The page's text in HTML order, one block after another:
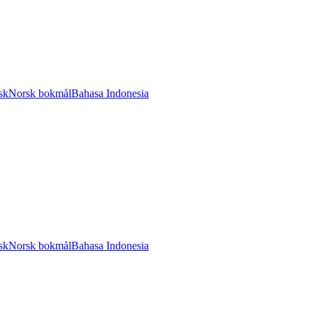
Norsk bokmålBahasa Indonesia
Norsk bokmålBahasa Indonesia